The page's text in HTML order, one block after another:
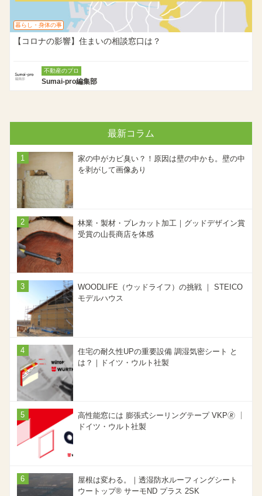
暮らし・身体の事
【コロナの影響】住まいの相談窓口は？
不動産のプロ
Sumai-pro編集部
最新コラム
家の中がカビ臭い？！原因は壁の中かも。壁の中
を剥がして画像あり
林業・製材・プレカット加工｜グッドデザイン賞
受賞の山長商店を体感
WOODLIFE（ウッドライフ）の挑戦 ｜ STEICO
モデルハウス
住宅の耐久性UPの重要設備 調湿気密シート と
は？｜ドイツ・ウルト社製
高性能窓には 膨張式シーリングテープ VKP🄬 ｜
ドイツ・ウルト社製
屋根は変わる。｜透湿防水ルーフィングシート
ウートップ® サーモND プラス 2SK